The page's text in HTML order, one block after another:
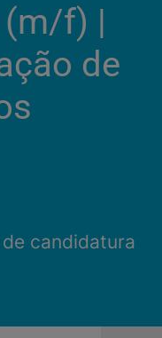
(m/f) |
de
candidatura